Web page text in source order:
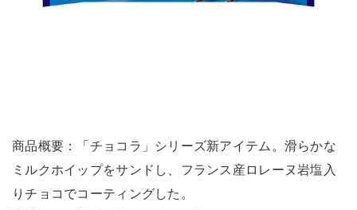
商品概要：「チョコラ」シリーズ新アイテム。滑らかな
ミルクホイップをサンドし、フランス産ロレーヌ岩塩入
りチョコでコーティングした。